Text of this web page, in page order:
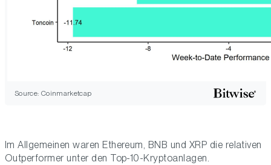
Source: Coinmarketcap
Im Allgemeinen waren Ethereum, BNB und XRP die relativen
Outperformer unter den Top-10-Kryptoanlagen.